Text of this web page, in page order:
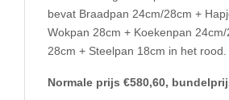
bevat Braadpan 24cm/28cm +
Wokpan 28cm + Koekenpan
28cm + Steelpan 18cm in het rood.
Normale prijs €580,60,